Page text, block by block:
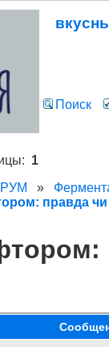
Поиск
1
»
правда